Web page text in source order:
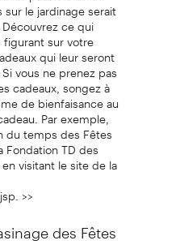
le jardinage serait
ce qui
sur votre
qui leur seront
vous ne prenez pas
cadeaux, songez à
de bienfaisance au
Par exemple,
du temps des Fêtes
Fondation TD des
visitant le site de la
>>
des Fêtes